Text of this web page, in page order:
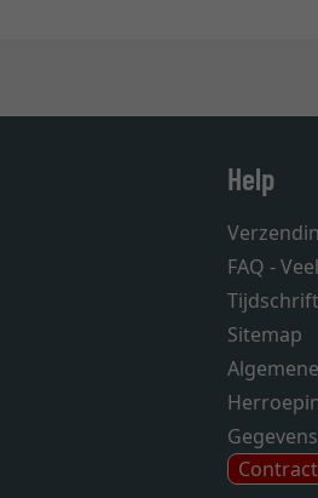
Help
FAQ -
Tijdschrift
Sitemap